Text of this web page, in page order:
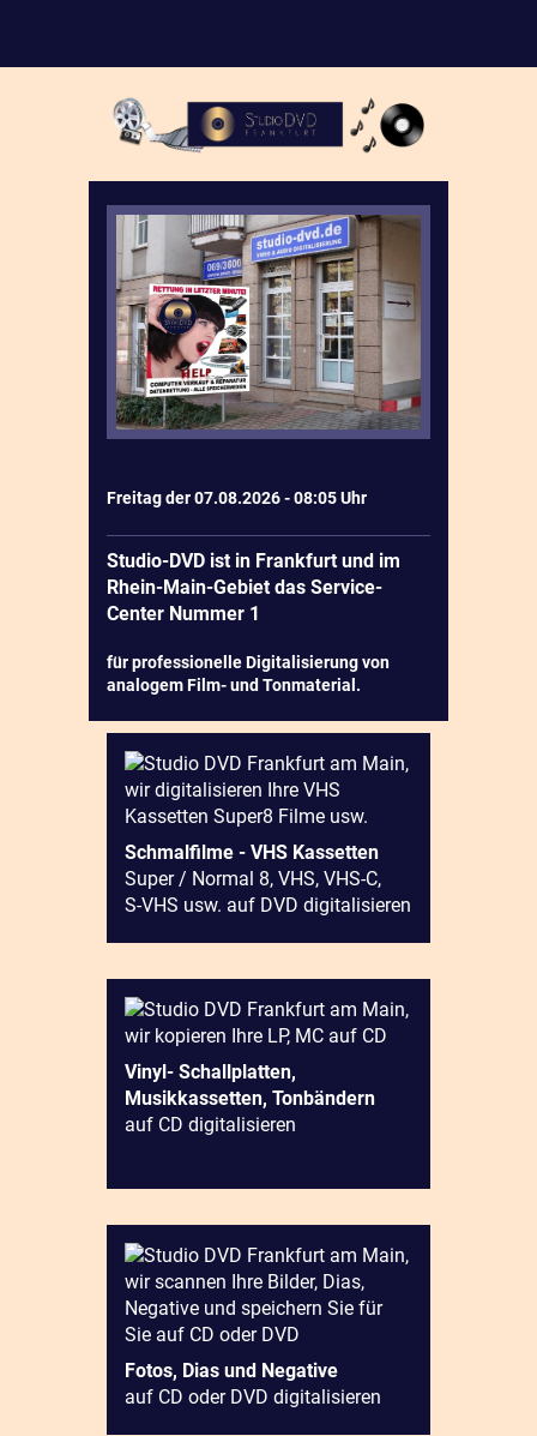
Freitag der 07.08.2026 - 08:05 Uhr
Studio-DVD ist in Frankfurt und im
Rhein-Main-Gebiet das Service-
Center Nummer 1
für professionelle Digitalisierung von
analogem Film- und Tonmaterial.
Schmalfilme - VHS Kassetten
Super / Normal 8, VHS, VHS-C,
S-VHS usw. auf DVD digitalisieren
Vinyl- Schallplatten,
Musikkassetten, Tonbändern
auf CD digitalisieren
Fotos, Dias und Negative
auf CD oder DVD digitalisieren